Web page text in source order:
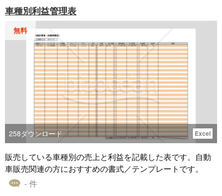
車種別利益管理表
無料
258ダウンロード Excel
販売している車種別の売上と利益を記載した表です。自動
車販売関連の方におすすめの書式／テンプレートです。
- 件